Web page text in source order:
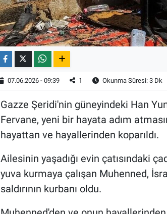
07.06.2026 - 09:39 1 Okunma Süresi: 3 Dk
Gazze Şeridi'nin güneyindeki Han
Fervane, yeni bir hayata adım
hayattan ve hayallerinden koparıldı.
Ailesinin yaşadığı evin çatısındaki
yuva kurmaya çalışan Muhenned,
saldırının kurbanı oldu.